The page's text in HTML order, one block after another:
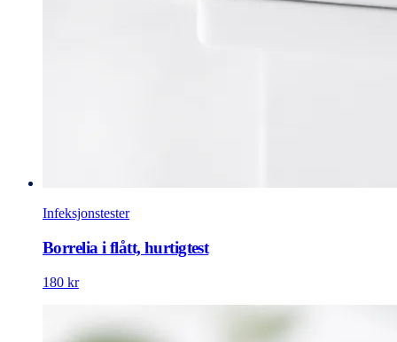
Infeksjonstester
Borrelia i flått, hurtigtest
180 kr